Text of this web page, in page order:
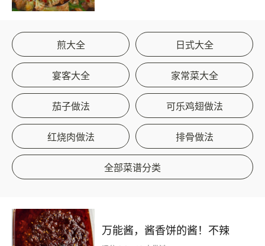
煎大全 日式大全
宴客大全 家常菜大全
茄子做法 可乐鸡翅做法
红烧肉做法 排骨做法
全部菜谱分类
万能酱，酱香饼的酱！不辣